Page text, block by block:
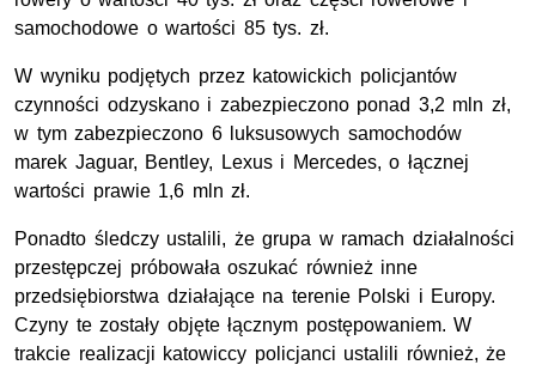
samochodowe o wartości 85 tys. zł.
W wyniku podjętych przez katowickich policjantów
czynności odzyskano i zabezpieczono ponad 3,2 mln zł,
w tym zabezpieczono 6 luksusowych samochodów
marek Jaguar, Bentley, Lexus i Mercedes, o łącznej
wartości prawie 1,6 mln zł.
Ponadto śledczy ustalili, że grupa w ramach działalności
przestępczej próbowała oszukać również inne
przedsiębiorstwa działające na terenie Polski i Europy.
Czyny te zostały objęte łącznym postępowaniem. W
trakcie realizacji katowiccy policjanci ustalili również, że